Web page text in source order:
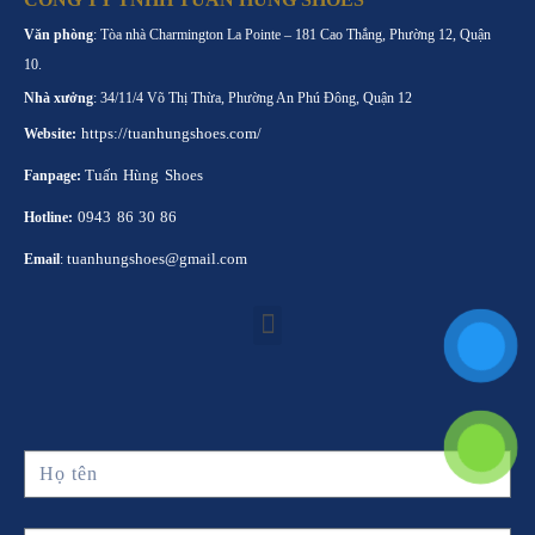
Văn phòng: Tòa nhà Charmington La Pointe – 181 Cao Thắng, Phường 12, Quận
10.
Nhà xưởng: 34/11/4 Võ Thị Thừa, Phường An Phú Đông, Quận 12
Website: https://tuanhungshoes.com/
Fanpage: Tuấn Hùng Shoes
Hotline: 0943 86 30 86
Email: tuanhungshoes@gmail.com